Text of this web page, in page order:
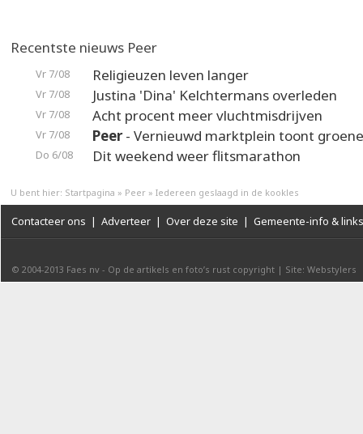
Recentste nieuws Peer
Vr 7/08 Religieuzen leven langer
Vr 7/08 Justina 'Dina' Kelchtermans overleden
Vr 7/08 Acht procent meer vluchtmisdrijven
Vr 7/08 Peer- Vernieuwd marktplein toont
Do 6/08 Dit weekend weer flitsmarathon
U bent hier: Startpagina » Peer » Iedereen geslaagd in de kookles
Contacteer ons | Adverteer | Over deze site | Gemeente-info & links
© 2004-2013 Faes nv - Op de artikels en foto’s rust copyright | Site: Webstylers